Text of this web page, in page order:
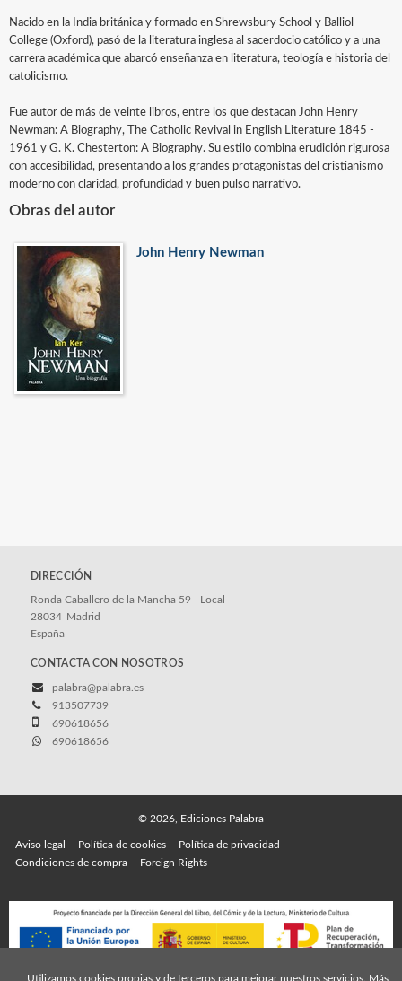
Nacido en la India británica y formado en Shrewsbury School y Balliol
College (Oxford), pasó de la literatura inglesa al sacerdocio católico y a una
carrera académica que abarcó enseñanza en literatura, teología e historia del
catolicismo.
Fue autor de más de veinte libros, entre los que destacan John Henry
Newman: A Biography, The Catholic Revival in English Literature 1845 -
1961 y G. K. Chesterton: A Biography. Su estilo combina erudición rigurosa
con accesibilidad, presentando a los grandes protagonistas del cristianismo
moderno con claridad, profundidad y buen pulso narrativo.
Obras del autor
John Henry Newman
DIRECCIÓN
Ronda Caballero de la Mancha 59 - Local
28034 Madrid
España
CONTACTA CON NOSOTROS
palabra@palabra.es
913507739
690618656
690618656
© 2026, Ediciones Palabra
Aviso legal Política de cookies
Política de privacidad
Condiciones de compra
Foreign Rights
Utilizamos cookies propias y de terceros para mejorar nuestros servicios. Más